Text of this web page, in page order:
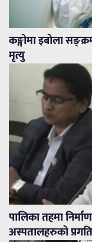
कङ्गोमा इबोला
मृत्यु
पालिका तहमा
अस्पतालहरुको